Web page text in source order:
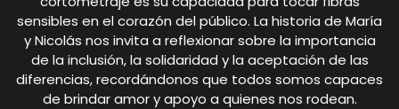
sensibles en el corazón del público. La historia de María
y Nicolás nos invita a reflexionar sobre la importancia
de la inclusión, la solidaridad y la aceptación de las
diferencias, recordándonos que todos somos capaces
de brindar amor y apoyo a quienes nos rodean.